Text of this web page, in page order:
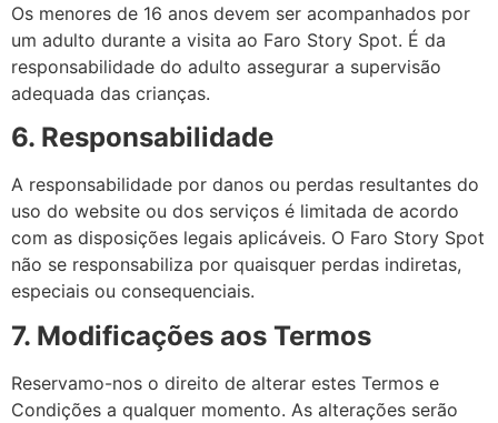
Os menores de 16 anos devem ser acompanhados por
um adulto durante a visita ao Faro Story Spot. É da
responsabilidade do adulto assegurar a supervisão
adequada das crianças.
6. Responsabilidade
A responsabilidade por danos ou perdas resultantes do
uso do website ou dos serviços é limitada de acordo
com as disposições legais aplicáveis. O Faro Story Spot
não se responsabiliza por quaisquer perdas indiretas,
especiais ou consequenciais.
7. Modificações aos Termos
Reservamo-nos o direito de alterar estes Termos e
Condições a qualquer momento. As alterações serão